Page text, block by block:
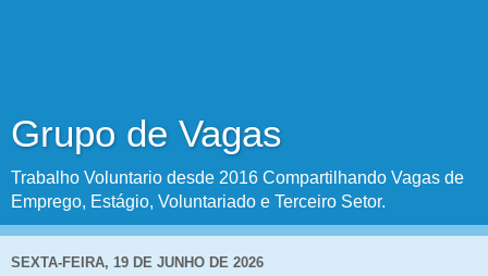
Grupo de Vagas
Trabalho Voluntario desde 2016 Compartilhando Vagas de
Emprego, Estágio, Voluntariado e Terceiro Setor.
SEXTA-FEIRA, 19 DE JUNHO DE 2026